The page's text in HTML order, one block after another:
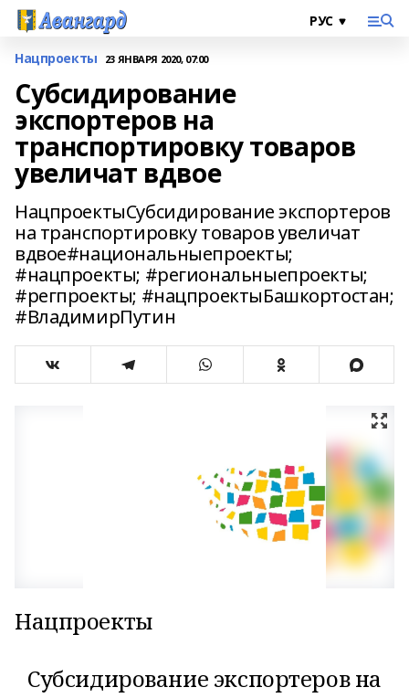
Нацпроекты 23 ЯНВАРЯ 2020, 07:00
Субсидирование
экспортеров на
транспортировку товаров
увеличат вдвое
НацпроектыСубсидирование экспортеров
на транспортировку товаров увеличат
вдвое#национальныепроекты;
#нацпроекты; #региональныепроекты;
#регпроекты; #нацпроектыБашкортостан;
#ВладимирПутин
Нацпроекты
Субсидирование экспортеров на